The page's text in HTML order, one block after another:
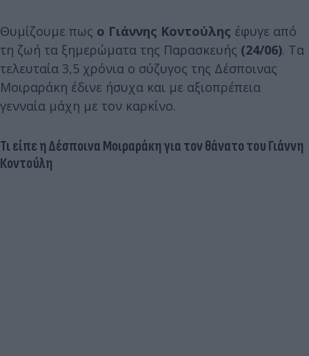
Θυμίζουμε πως ο Γιάννης Κοντούλης έφυγε από
τη ζωή τα ξημερώματα της Παρασκευής (24/06). Τα
τελευταία 3,5 χρόνια ο σύζυγος της Δέσποινας
Μοιραράκη έδινε ήσυχα και με αξιοπρέπεια
γενναία μάχη με τον καρκίνο.
Τι είπε η Δέσποινα Μοιραράκη για τον θάνατο του Γιάννη
Κοντούλη